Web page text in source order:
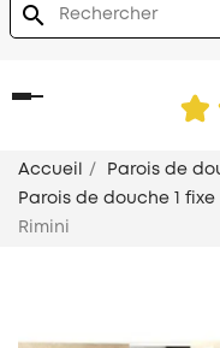
search
Basculer
Accueil Parois de
Parois de douche 1 fixe
Rimini